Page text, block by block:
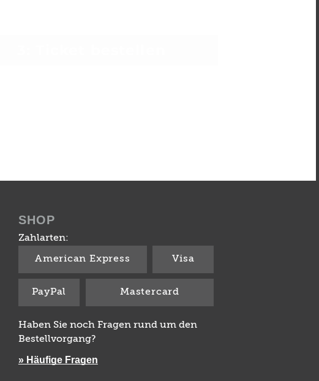
SHOP
Zahlarten:
American Express Visa
PayPal Mastercard
Haben Sie noch Fragen rund um den
Bestellvorgang?
» Häufige Fragen